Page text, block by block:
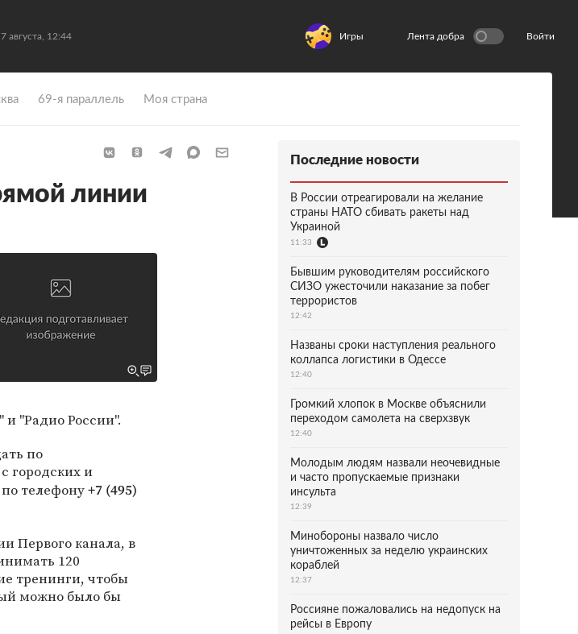
7 августа, 12:44 Игры Лента добра Войти
69-я параллель Моя страна
линии
"Радио России".
по
городских и
телефону+7 (495)
Первого канала, в
120
тренинги, чтобы
можно было бы
Последние новости
В России отреагировали на желание
страны НАТО сбивать ракеты над
Украиной
11:33
Бывшим руководителям российского
СИЗО ужесточили наказание за побег
террористов
12:42
Названы сроки наступления реального
коллапса логистики в Одессе
12:40
Громкий хлопок в Москве объяснили
переходом самолета на сверхзвук
12:40
Молодым людям назвали неочевидные
и часто пропускаемые признаки
инсульта
12:39
Минобороны назвало число
уничтоженных за неделю украинских
кораблей
12:37
Россияне пожаловались на недопуск на
рейсы в Европу